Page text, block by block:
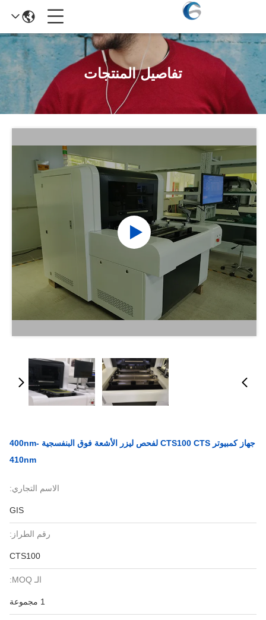
تفاصيل المنتجات
جهاز كمبيوتر CTS100 CTS لفحص ليزر الأشعة فوق البنفسجية 400nm-
410nm
الاسم التجاري:
GIS
رقم الطراز:
CTS100
الـ MOQ:
1 مجموعة